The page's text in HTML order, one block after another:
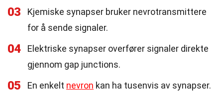
03
Kjemiske synapser bruker nevrotransmittere
for å sende signaler.
04
Elektriske synapser overfører signaler direkte
gjennom gap junctions.
05 En enkelt nevron kan ha tusenvis av synapser.